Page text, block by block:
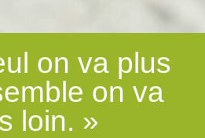
on va plus
on va
loin. »